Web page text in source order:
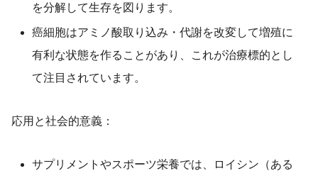
を分解して生存を図ります。
癌細胞はアミノ酸取り込み・代謝を改変して増殖に
有利な状態を作ることがあり、これが治療標的とし
て注目されています。
応用と社会的意義：
サプリメントやスポーツ栄養では、ロイシン（ある